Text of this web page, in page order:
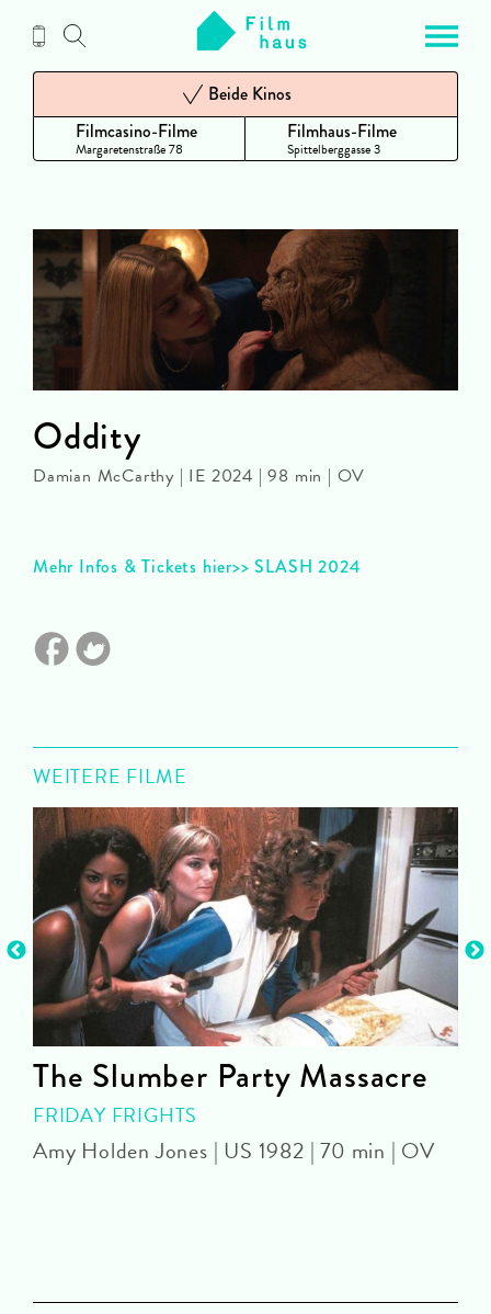
Inhalt
Filmcasino-Filme
Margaretenstraße 78
Beide Kinos
Filmhaus-Filme
Spittelberggasse 3
Mehr Infos & Tickets hier>> SLASH 2024
Oddity
Damian McCarthy | IE 2024 | 98 min | OV
WEITERE FILME
The Slumber Party Massacre
FRIDAY FRIGHTS
Amy Holden Jones | US 1982 | 70 min | OV